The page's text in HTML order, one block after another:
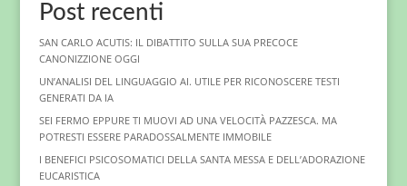
Post recenti
SAN CARLO ACUTIS: IL DIBATTITO SULLA SUA PRECOCE
CANONIZZIONE OGGI
UN’ANALISI DEL LINGUAGGIO AI. UTILE PER RICONOSCERE TESTI
GENERATI DA IA
SEI FERMO EPPURE TI MUOVI AD UNA VELOCITÀ PAZZESCA. MA
POTRESTI ESSERE PARADOSSALMENTE IMMOBILE
I BENEFICI PSICOSOMATICI DELLA SANTA MESSA E DELL’ADORAZIONE
EUCARISTICA